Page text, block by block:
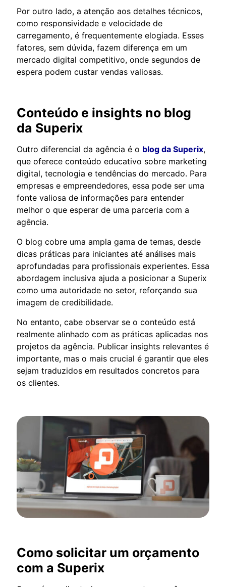
Por outro lado, a atenção aos detalhes técnicos,
como responsividade e velocidade de
carregamento, é frequentemente elogiada. Esses
fatores, sem dúvida, fazem diferença em um
mercado digital competitivo, onde segundos de
espera podem custar vendas valiosas.
Conteúdo e insights no blog
da Superix
Outro diferencial da agência é o blog da Superix,
que oferece conteúdo educativo sobre marketing
digital, tecnologia e tendências do mercado. Para
empresas e empreendedores, essa pode ser uma
fonte valiosa de informações para entender
melhor o que esperar de uma parceria com a
agência.
O blog cobre uma ampla gama de temas, desde
dicas práticas para iniciantes até análises mais
aprofundadas para profissionais experientes. Essa
abordagem inclusiva ajuda a posicionar a Superix
como uma autoridade no setor, reforçando sua
imagem de credibilidade.
No entanto, cabe observar se o conteúdo está
realmente alinhado com as práticas aplicadas nos
projetos da agência. Publicar insights relevantes é
importante, mas o mais crucial é garantir que eles
sejam traduzidos em resultados concretos para
os clientes.
Como solicitar um orçamento
com a Superix